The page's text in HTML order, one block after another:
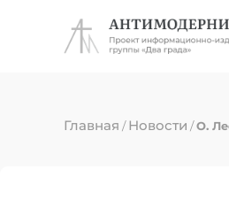
Главная /Новости /О.